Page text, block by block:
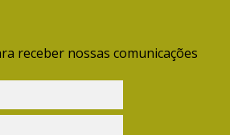
receber nossas comunicações